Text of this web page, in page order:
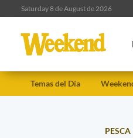
Saturday 8 de August de 2026
Temas del Día
PESCA